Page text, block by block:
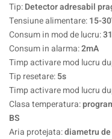
Tip:Detector adresabil
Tensiune alimentare:15-
Consum in mod de lucru:
Consum in alarma:2mA
Timp activare mod lucru
Tip resetare:5s
Timp activare mod lucru
Clasa temperatura:
BS
Aria protejata:diametru